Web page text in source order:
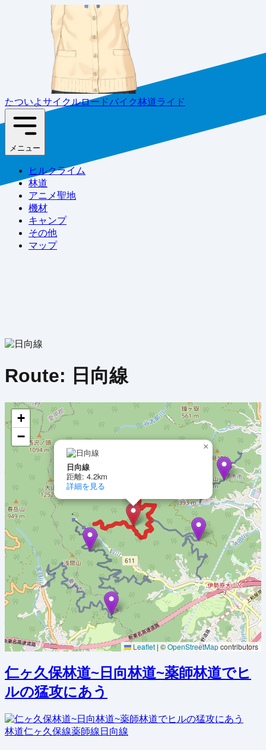
たついよサイクルロードバイク林道ライド
メニュー
ヒルクライム
林道
アニメ聖地
機材
キャンプ
その他
マップ
Route: 日向線
日向線
距離: 4.2km
詳細を見る
×
+
−
Leaflet | ©OpenStreetMapcontributors
仁ヶ久保林道~日向林道~薬師林道でヒ
ルの猛攻にあう
林道仁ヶ久保線薬師線 日向線